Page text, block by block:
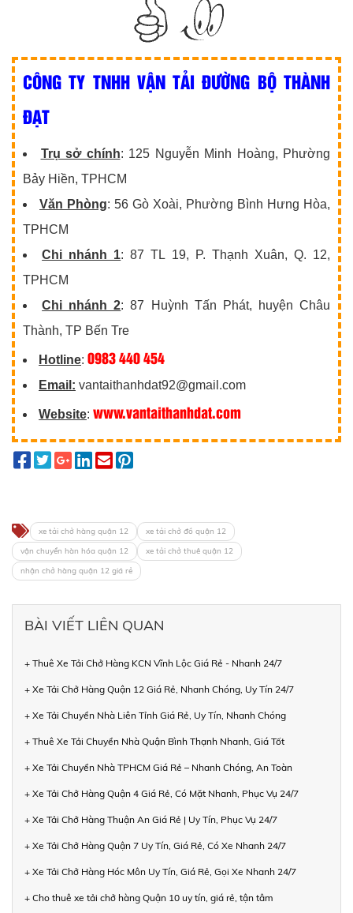
CÔNG TY TNHH VẬN TẢI ĐƯỜNG BỘ THÀNH
ĐẠT
Trụ sở chính: 125 Nguyễn Minh Hoàng, Phường
Bảy Hiền, TPHCM
Văn Phòng: 56 Gò Xoài, Phường Bình Hưng Hòa,
TPHCM
Chi nhánh 1: 87 TL 19, P. Thạnh Xuân, Q. 12,
TPHCM
Chi nhánh 2: 87 Huỳnh Tấn Phát, huyện Châu
Thành, TP Bến Tre
Hotline: 0983 440 454
Email: vantaithanhdat92@gmail.com
Website: www.vantaithanhdat.com
xe tải chở hàng quận 12
xe tải chở đồ quận 12
vận chuyển hàn hóa quận 12
xe tải chở thuê quận 12
nhận chở hàng quận 12 giá rẻ
BÀI VIẾT LIÊN QUAN
+ Thuê Xe Tải Chở Hàng KCN Vĩnh Lộc Giá Rẻ - Nhanh 24/7
+ Xe Tải Chở Hàng Quận 12 Giá Rẻ, Nhanh Chóng, Uy Tín 24/7
+ Xe Tải Chuyển Nhà Liên Tỉnh Giá Rẻ, Uy Tín, Nhanh Chóng
+ Thuê Xe Tải Chuyển Nhà Quận Bình Thạnh Nhanh, Giá Tốt
+ Xe Tải Chuyển Nhà TPHCM Giá Rẻ – Nhanh Chóng, An Toàn
+ Xe Tải Chở Hàng Quận 4 Giá Rẻ, Có Mặt Nhanh, Phục Vụ 24/7
+ Xe Tải Chở Hàng Thuận An Giá Rẻ | Uy Tín, Phục Vụ 24/7
+ Xe Tải Chở Hàng Quận 7 Uy Tín, Giá Rẻ, Có Xe Nhanh 24/7
+ Xe Tải Chở Hàng Hóc Môn Uy Tín, Giá Rẻ, Gọi Xe Nhanh 24/7
+ Cho thuê xe tải chở hàng Quận 10 uy tín, giá rẻ, tận tâm